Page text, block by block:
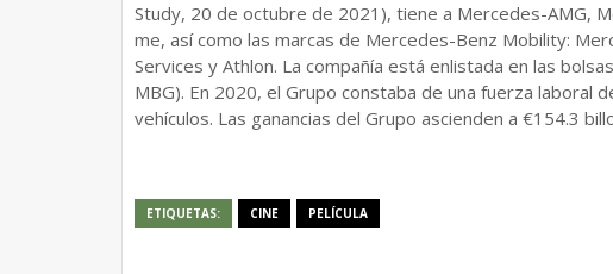
Study, 20 de octubre de 2021), tiene a Mercedes-AMG,
me, así como las marcas de Mercedes-Benz Mobility:
Services y Athlon. La compañía está enlistada en las
MBG). En 2020, el Grupo constaba de una fuerza laboral
vehículos. Las ganancias del Grupo ascienden a €154.3
ETIQUETAS: CINE PELÍCULA